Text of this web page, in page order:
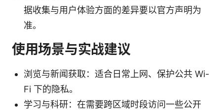
据收集与用户体验方面的差异要以官方声明为
准。
使用场景与实战建议
浏览与新闻获取：适合日常上网、保护公共 Wi-
Fi 下的隐私。
学习与科研：在需要跨区域时段访问一些公开